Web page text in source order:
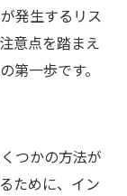
発生するリス
意点を踏まえ
第一歩です。
つかの方法が
ために、イン